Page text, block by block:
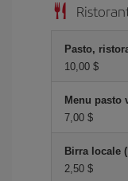
Pasto,
10,00 $
Menu pasto
7,00 $
Birra locale
2,50 $